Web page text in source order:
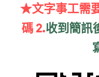
★文字事工需
碼 2.收到簡